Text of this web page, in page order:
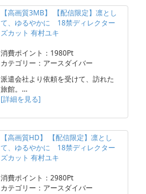
【高画質3MB】 【配信限定】凛とし
て、ゆるやかに 18禁ディレクター
ズカット 有村ユキ
消費ポイント：1980Pt
カテゴリー：アースダイバー
派遣会社より依頼を受けて、訪れた
旅館。…
[詳細を見る]
【高画質HD】 【配信限定】凛とし
て、ゆるやかに 18禁ディレクター
ズカット 有村ユキ
消費ポイント：2980Pt
カテゴリー：アースダイバー